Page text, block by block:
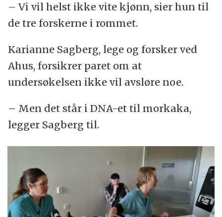
– Vi vil helst ikke vite kjønn, sier hun til
de tre forskerne i rommet.
Karianne Sagberg, lege og forsker ved
Ahus, forsikrer paret om at
undersøkelsen ikke vil avsløre noe.
– Men det står i DNA-et til morkaka,
legger Sagberg til.